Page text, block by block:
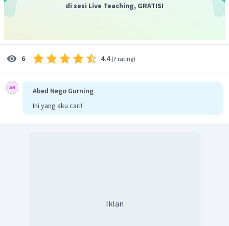
di sesi Live Teaching, GRATIS!
6 4.4 (7 rating)
Abed Nego Gurning
Ini yang aku cari!
Iklan